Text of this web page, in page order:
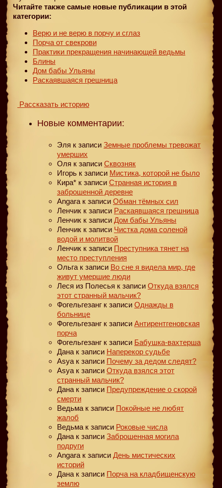
Читайте также самые новые публикации в этой
категории:
Верю и не верю в порчу и сглаз
Порча от свекрови
Практики прекращения начинающей ведьмы
Блины
Дом бабы Ульяны
Раскаявшаяся грешница
Рассказать историю
Новые комментарии:
Эля к записи Земные проблемы тревожат
умерших
Оля к записи Сквозняк
Игорь к записи Мистика, которой не было
Кира* к записи Странная история в
заброшенной деревне
Angara к записи Обман тёмных сил
Ленчик к записи Раскаявшаяся грешница
Ленчик к записи Дом бабы Ульяны
Ленчик к записи Чистка дома соленой
водой и молитвой
Ленчик к записи Преступника тянет на
место преступления
Ольга к записи Во сне я видела мир, где
живут умершие люди
Леся из Полесья к записи Откуда взялся
этот странный мальчик?
Фогельгезанг к записи Однажды в
больнице
Фогельгезанг к записи Антирентгеновская
порча
Фогельгезанг к записи Бабушка-вахтерша
Дана к записи Наперекор судьбе
Asya к записи Почему за дедом следят?
Asya к записи Откуда взялся этот
странный мальчик?
Дана к записи Предупреждение о скорой
смерти
Ведьма к записи Покойные не любят
жалоб
Ведьма к записи Роковые числа
Дана к записи Заброшенная могила
подруги
Angara к записи День мистических
историй
Дана к записи Порча на кладбищенскую
землю